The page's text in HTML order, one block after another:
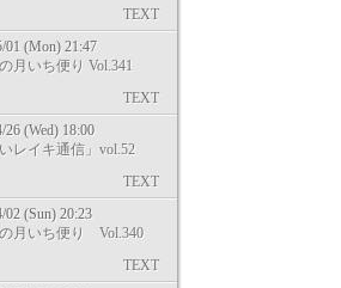
TEXT
01 (Mon) 21:47
月いち便り Vol.341
TEXT
26 (Wed) 18:00
いレイキ通信」vol.52
TEXT
02 (Sun) 20:23
月いち便り Vol.340
TEXT